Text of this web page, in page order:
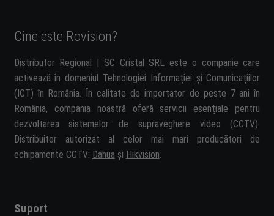
Cine este Rovision?
Distributor Regional | SC Cristal SRL este o companie care
activează în domeniul Tehnologiei Informației și Comunicațiilor
(ICT) în România. În calitate de importator de peste 7 ani în
România, compania noastră oferă servicii esențiale pentru
dezvoltarea sistemelor de supraveghere video (CCTV).
Distribuitor autorizat al celor mai mari producători de
echipamente CCTV: Dahua și Hikvision.
Suport